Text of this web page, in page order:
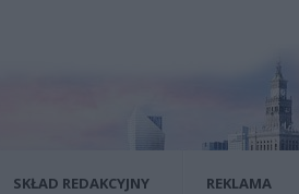
SKŁAD REDAKCYJNY REKLAMA